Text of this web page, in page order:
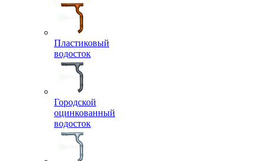
Пластиковый
водосток
Городской
оцинкованный
водосток